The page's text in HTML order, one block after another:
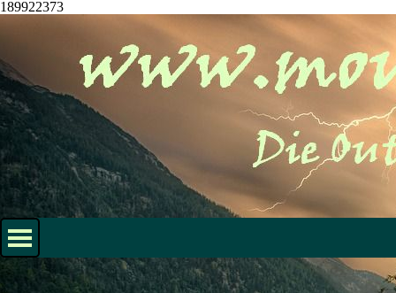
189922373
Direkt zum Seiteninhalt